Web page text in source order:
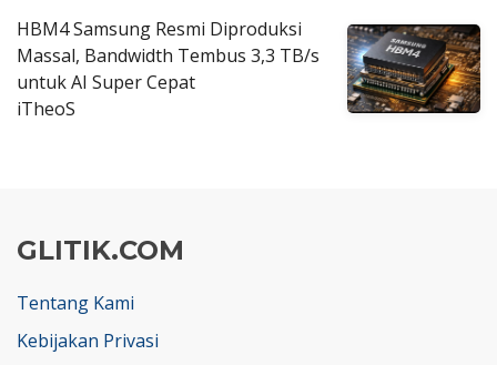
HBM4 Samsung Resmi Diproduksi
Massal, Bandwidth Tembus 3,3 TB/s
untuk AI Super Cepat
iTheoS
GLITIK.COM
Tentang Kami
Kebijakan Privasi